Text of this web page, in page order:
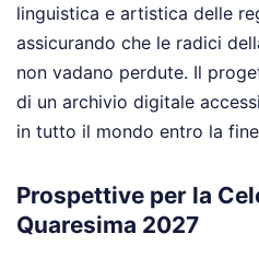
linguistica e artistica delle
assicurando che le radici
non vadano perdute. Il
di un archivio digitale
in tutto il mondo entro la
Prospettive per la
Quaresima 2027